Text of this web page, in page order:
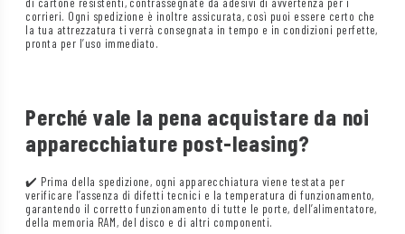
corrieri. Ogni spedizione è inoltre assicurata, così puoi essere certo che
la tua attrezzatura ti verrà consegnata in tempo e in condizioni perfette,
pronta per l’uso immediato.
Perché vale la pena acquistare da noi
apparecchiature post-leasing?
✔️ Prima della spedizione, ogni apparecchiatura viene testata per
verificare l’assenza di difetti tecnici e la temperatura di funzionamento,
garantendo il corretto funzionamento di tutte le porte, dell’alimentatore,
della memoria RAM, del disco e di altri componenti.